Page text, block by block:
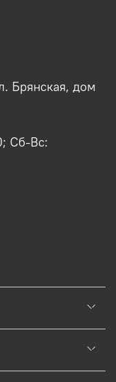
Брянская, дом
Сб-Вс: